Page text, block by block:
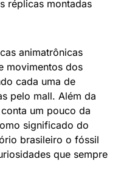
réplicas montadas
animatrônicas
movimentos dos
cada uma de
pelo mall. Além da
um pouco da
significado do
brasileiro o fóssil
que sempre